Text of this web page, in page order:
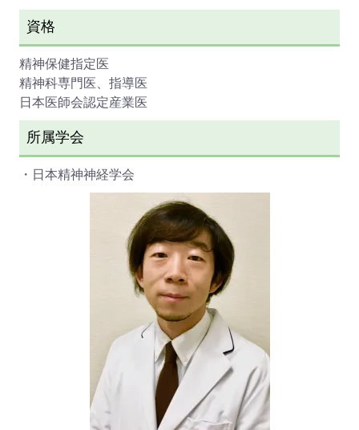
資格
精神保健指定医
精神科専門医、指導医
日本医師会認定産業医
所属学会
・日本精神神経学会